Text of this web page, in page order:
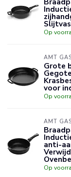
Op
AMT
Grote
voor
Op
AMT
anti-
Op